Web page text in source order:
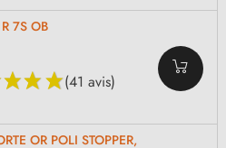
7S OB
(41 avis)
OR POLI STOPPER,